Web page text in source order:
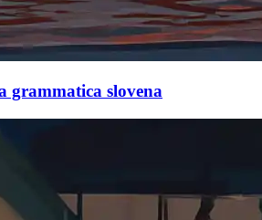
grammatica slovena